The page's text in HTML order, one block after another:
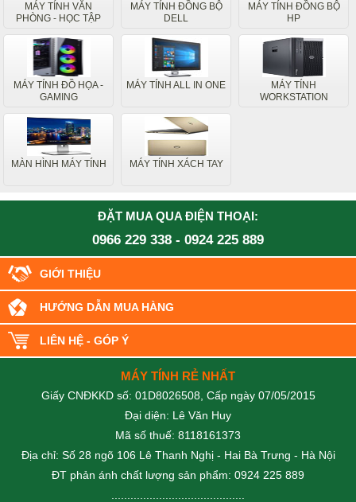
MÁY TÍNH VĂN
PHÒNG - HỌC TẬP
MÁY TÍNH ĐỒNG BỘ
DELL
MÁY TÍNH ĐỒNG BỘ
HP
MÁY TÍNH ĐỒ HỌA -
GAMING
MÁY TÍNH ALL IN ONE
MÁY TÍNH
WORKSTATION
MÀN HÌNH MÁY TÍNH MÁY TÍNH XÁCH TAY
ĐẶT MUA QUA ĐIỆN THOẠI:
0966 229 338 - 0924 225 889
GIỚI THIỆU
HƯỚNG DẪN MUA HÀNG
LIÊN HỆ - GÓP Ý
MÁY TÍNH RẺ NHẤT
Giấy CNĐKKD số: 01D8026508, Cấp ngày 07/05/2015
Đại diện: Lê Văn Huy
Mã số thuế: 8118161373
Địa chỉ: Số 28 ngõ 106 Lê Thanh Nghị - Hai Bà Trưng - Hà Nội
ĐT phản ánh chất lượng sản phẩm: 0924 225 889